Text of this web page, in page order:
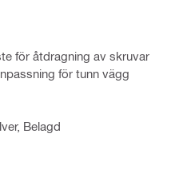
för åtdragning av skruvar
för tunn vägg
Belagd